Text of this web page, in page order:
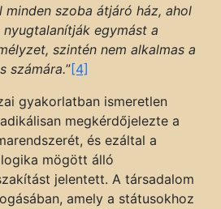
minden szoba átjáró ház, ahol
egymást a
szintén nem alkalmas a
számára.”[4]
gyakorlatban ismeretlen
megkérdőjelezte a
és ezáltal a
mögött álló
jelentett. A társadalom
amely a státusokhoz